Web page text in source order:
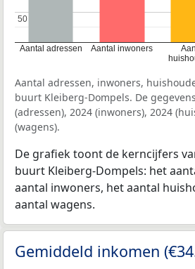
Aantal adressen Aantal inwoners
50
50
Aantal adressen, inwoners,
buurt Kleiberg-Dompels. De
(adressen), 2024 (inwoners), 2024
(wagens).
De grafiek toont de kerncijfers
buurt Kleiberg-Dompels: het
aantal inwoners, het aantal
aantal wagens.
Gemiddeld inkomen